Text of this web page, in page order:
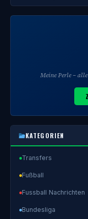
Meine Perle –
KATEGORIEN
Transfers
Fußball
Fussball Nachrichten
Bundesliga